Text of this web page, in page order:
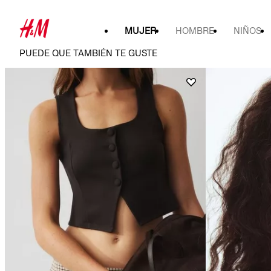
MUJER HOMBRE NIÑOS
PUEDE QUE TAMBIÉN TE GUSTE